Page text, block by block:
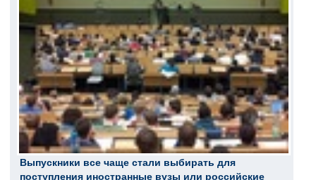
Выпускники все чаще стали выбирать для
поступления иностранные вузы или российские